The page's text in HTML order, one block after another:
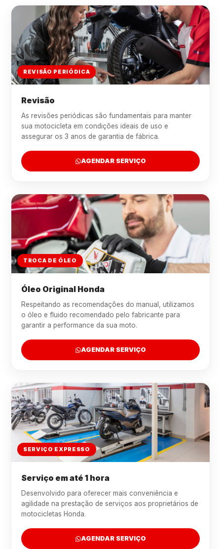
REVISÃO PERIÓDICA
Revisão
As revisões periódicas são fundamentais para manter
sua motocicleta em condições ideais de uso e
assegurar os 3 anos de garantia de fábrica.
AGENDAR SERVIÇO
TROCA DE ÓLEO
Óleo Original Honda
Respeitando as recomendações do manual, utilizamos
o óleo e fluido recomendado pelo fabricante para
garantir a performance da sua moto.
AGENDAR SERVIÇO
SERVIÇO EXPRESSO
Serviço em até 1 hora
Desenvolvido para oferecer mais conveniência e
agilidade na prestação de serviços aos proprietários de
motocicletas Honda.
AGENDAR SERVIÇO